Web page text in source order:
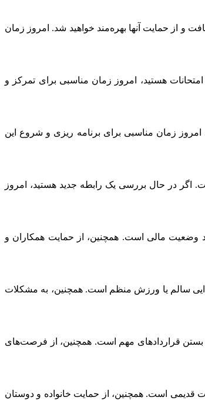
خواهد یافت و از حمایت آنها بهره‌مند خواهید شد. امروز زمان
برای امتحانات هستید، امروز زمان مناسبی برای تمرکز و
باشید. امروز زمان مناسبی برای برنامه‌ ریزی و شروع این
دوستانه است. اگر در حال بررسی یک رابطه جدید هستید، امروز
و بهبود وضعیت مالی است. همچنین، از حمایت همکاران و
یک رژیم غذایی سالم یا ورزش منظم است. همچنین، به مشکلات
مذاکره و بستن قراردادهای مهم است. همچنین، از فرصت‌های
و اختلافات قدیمی است. همچنین، از حمایت خانواده و دوستان